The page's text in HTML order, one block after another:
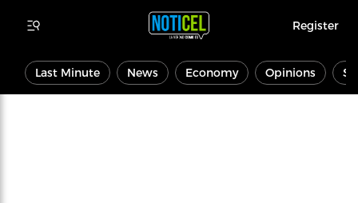
Register
Last Minute News Economy Opinions